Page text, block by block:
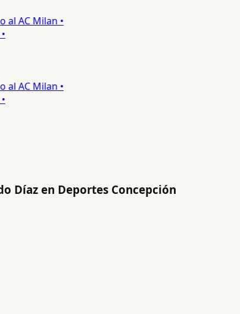
AC Milan •
AC Milan •
Díaz en Deportes Concepción